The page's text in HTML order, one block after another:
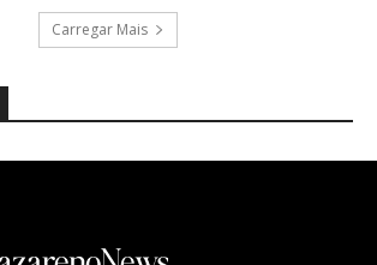
Carregar Mais